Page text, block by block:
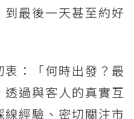
最後一天甚至約好
：「何時出發？最
過與客人的真實互
經驗、密切關注市